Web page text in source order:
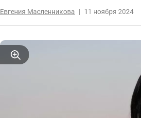
Евгения Масленникова | 11 ноября 2024